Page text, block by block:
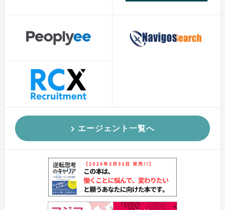
エージェント一覧へ